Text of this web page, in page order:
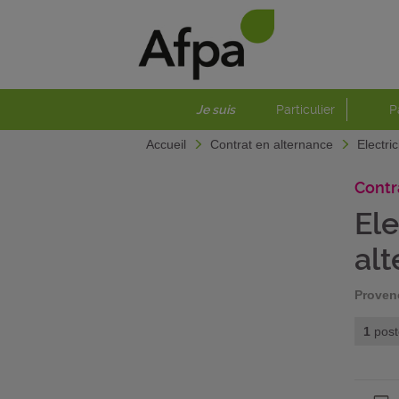
Je suis Particulier
Accueil Contrat en alternance
1